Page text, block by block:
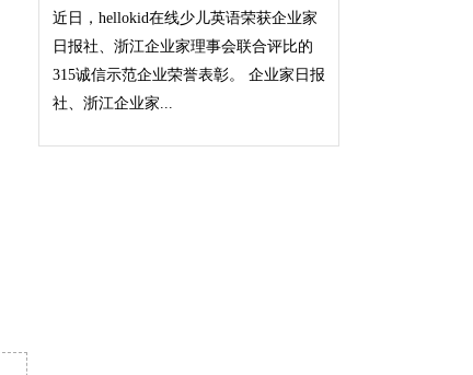
近日，hellokid在线少儿英语荣获企业家
日报社、浙江企业家理事会联合评比的
315诚信示范企业荣誉表彰。 企业家日报
社、浙江企业家...